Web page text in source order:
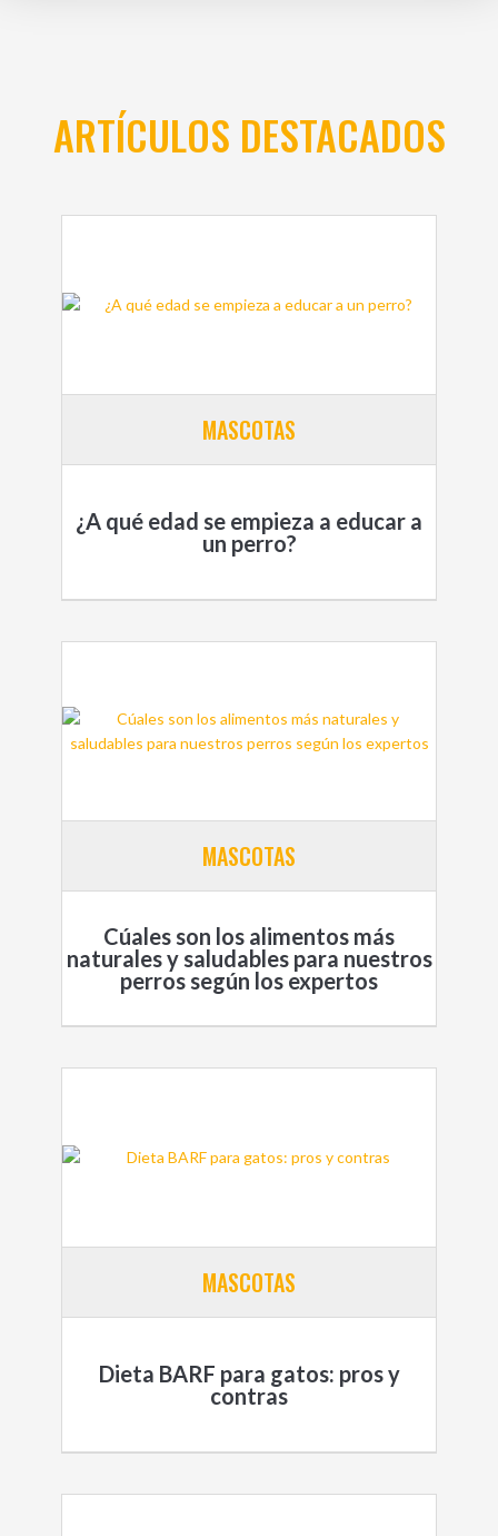
ARTÍCULOS DESTACADOS
MASCOTAS
¿A qué edad se empieza a educar a
un perro?
MASCOTAS
Cúales son los alimentos más
naturales y saludables para nuestros
perros según los expertos
MASCOTAS
Dieta BARF para gatos: pros y
contras